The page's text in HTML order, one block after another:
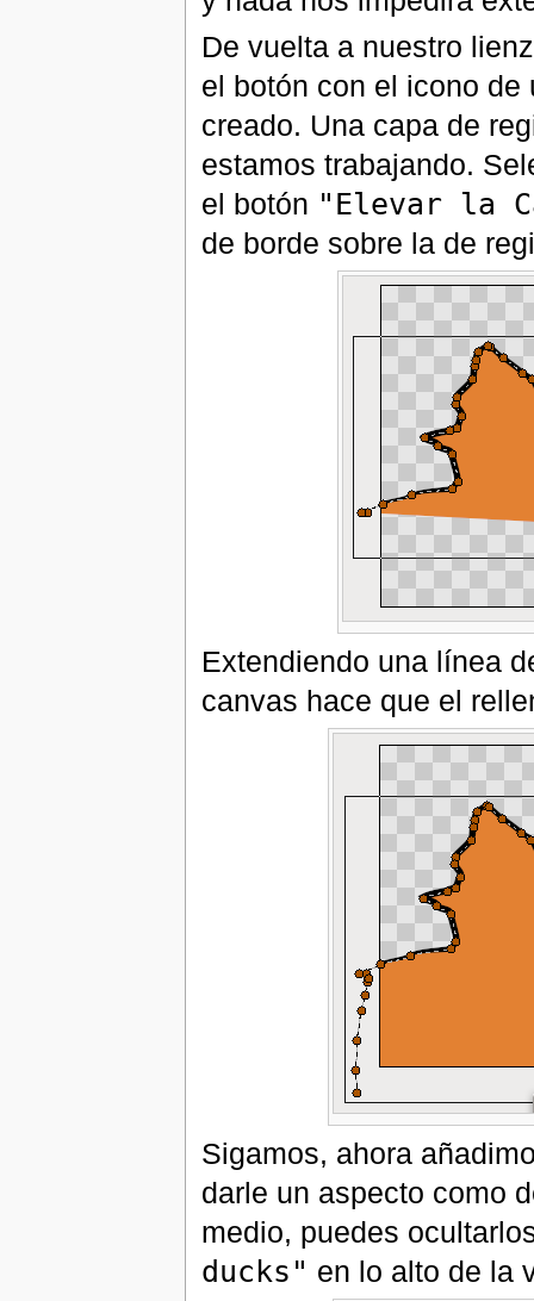
De vuelta a nuestro
el botón con el icono de
creado. Una capa de
estamos trabajando.
el botón "Elevar la
de borde sobre la de
Extendiendo una línea
canvas hace que el
Sigamos, ahora
darle un aspecto como
medio, puedes
ducks" en lo alto de la